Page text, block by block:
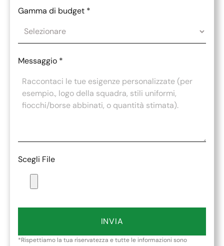
Gamma di budget *
Messaggio *
Scegli File
INVIA
*Rispettiamo la tua riservatezza e tutte le informazioni sono